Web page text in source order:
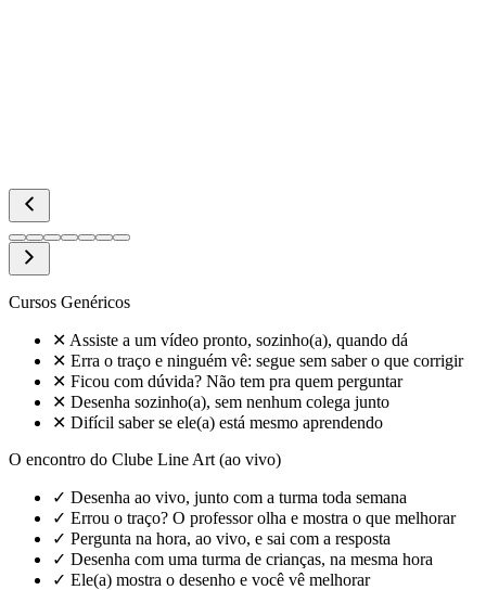
Cursos Genéricos
✕ Assiste a um vídeo pronto, sozinho(a), quando dá
✕ Erra o traço e ninguém vê: segue sem saber o que corrigir
✕ Ficou com dúvida? Não tem pra quem perguntar
✕ Desenha sozinho(a), sem nenhum colega junto
✕ Difícil saber se ele(a) está mesmo aprendendo
O encontro do Clube Line Art (ao vivo)
✓ Desenha ao vivo, junto com a turma toda semana
✓ Errou o traço? O professor olha e mostra o que melhorar
✓ Pergunta na hora, ao vivo, e sai com a resposta
✓ Desenha com uma turma de crianças, na mesma hora
✓ Ele(a) mostra o desenho e você vê melhorar